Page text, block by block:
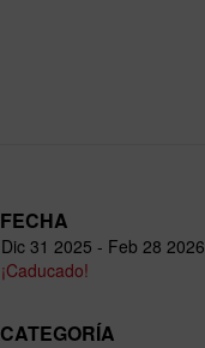
FECHA
Dic 31 2025 - Feb 28 2026
¡Caducado!
CATEGORÍA